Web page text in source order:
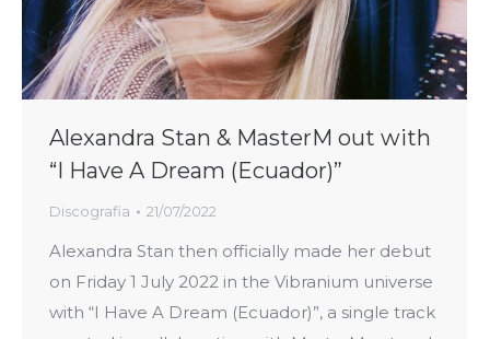
Alexandra Stan & MasterM out with
“I Have A Dream (Ecuador)”
Discografia 21/07/2022
Alexandra Stan then officially made her debut
on Friday 1 July 2022 in the Vibranium universe
with “I Have A Dream (Ecuador)”, a single track